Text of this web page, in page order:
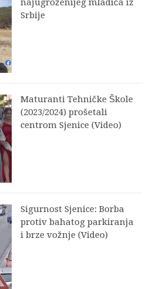
najugroženijeg mladića iz
Srbije
Maturanti Tehničke Škole
(2023/2024) prošetali
centrom Sjenice (Video)
Sigurnost Sjenice: Borba
protiv bahatog parkiranja
i brze vožnje (Video)